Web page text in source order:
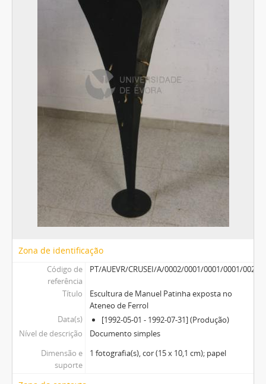
Zona de identificação
Código de
referência
PT/AUEVR/CRUSEI/A/0002/0001/0001/0001/0027
Título
Escultura de Manuel Patinha exposta no
Ateneo de Ferrol
Data(s)
[1992-05-01 - 1992-07-31] (Produção)
Nível de descrição
Documento simples
Dimensão e
suporte
1 fotografia(s), cor (15 x 10,1 cm); papel